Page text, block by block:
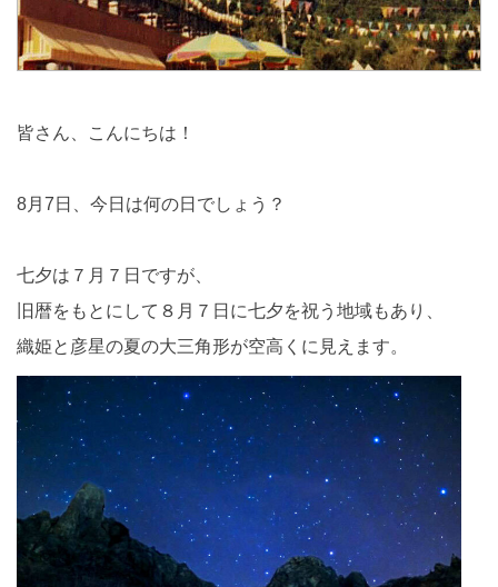
皆さん、こんにちは！
8月7日、今日は何の日でしょう？
七夕は７月７日ですが、
旧暦をもとにして８月７日に七夕を祝う地域もあり、
織姫と彦星の夏の大三角形が空高くに見えます。